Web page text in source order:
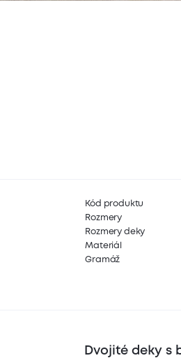
Kód produktu
Rozmery
Rozmery deky
Materiál
Gramáž
Dvojité deky s